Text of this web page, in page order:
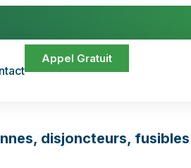
Appel Gratuit
disjoncteurs,